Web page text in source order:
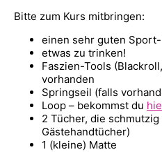
Bitte zum Kurs mitbringen:
einen sehr guten Sport-
etwas zu trinken!
Faszien-Tools
vorhanden
Springseil (falls
Loop – bekommst du
2 Tücher, die
Gästehandtücher)
1 (kleine) Matte